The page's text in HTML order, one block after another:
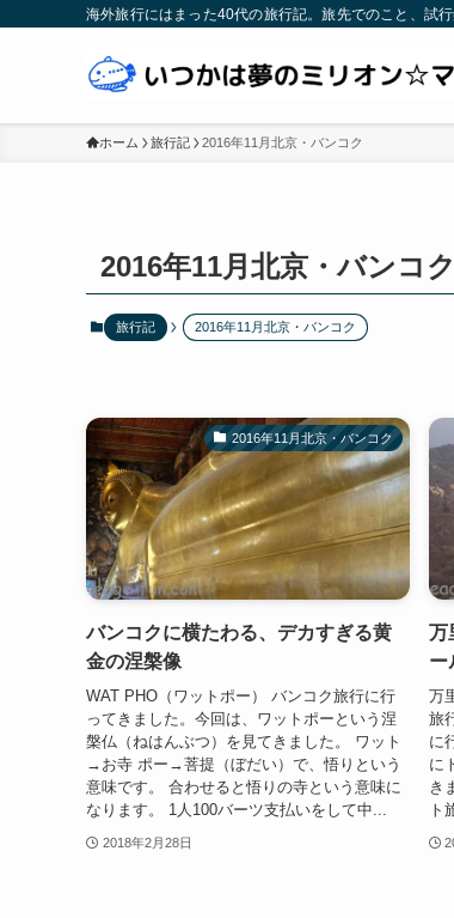
海外旅行にはまった40代の旅行記。旅先でのこと、試
ホーム 旅行記 2016年11月北京・バンコク
2016年11月北京・バンコク
旅行記 2016年11月北京・バンコク
2016年11月北京・バンコク
バンコクに横たわる、デカすぎる黄
金の涅槃像
WAT PHO（ワットポー） バンコク旅行に行
ってきました。今回は、ワットポーという涅
槃仏（ねはんぶつ）を見てきました。 ワット
→お寺 ポー→菩提（ぼだい）で、悟りという
意味です。 合わせると悟りの寺という意味に
なります。 1人100バーツ支払いをして中...
2018年2月28日
万
ー
万
旅
に
に
き
ト